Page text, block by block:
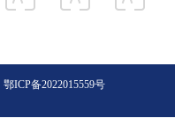
鄂ICP备2022015559号